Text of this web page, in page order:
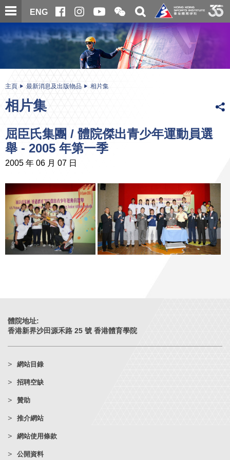
跳
至
內
ENG
開
合
微
信
二
維
碼
關
搜
尋
内
主頁 最新消息及出版物品 相片集
相片集
屈臣氏集團 / 體院傑出青少年運動員選
舉 - 2005 年第一季
2005 年 06 月 07 日
體院地址:
香港新界沙田源禾路 25 號 香港體育學院
網站目錄
招聘空缺
贊助
推介網站
網站使用條款
公開資料